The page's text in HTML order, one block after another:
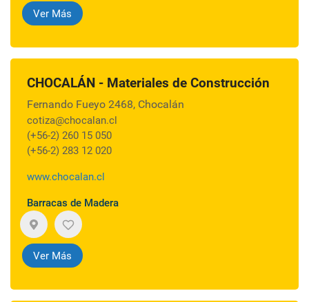
Ver Más
CHOCALÁN - Materiales de Construcción
Fernando Fueyo 2468, Chocalán
cotiza@chocalan.cl
(+56-2) 260 15 050
(+56-2) 283 12 020
www.chocalan.cl
Barracas de Madera
Ver Más